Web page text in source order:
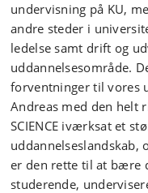
undervisning på KU,
andre steder i
ledelse samt drift og
uddannelsesområde.
forventninger til vores
Andreas med den helt
SCIENCE iværksat et
uddannelseslandskab,
er den rette til at bære
studerende,